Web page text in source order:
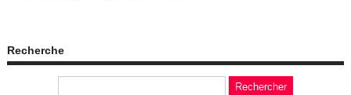
Recherche